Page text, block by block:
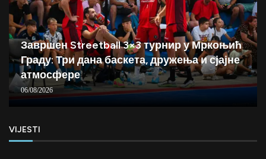
Завршен Streetball 3×3 турнир у Мркоњић
Граду: Три дана баскета, дружења и сјајне
атмосфере
06/08/2026
VIJESTI